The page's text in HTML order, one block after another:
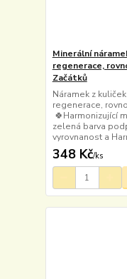
Minerální
regenerace,
Začátků
Náramek z
regenerace,
🍀Harmonizující
zelená barva
vyrovnanost a
348 Kč/ks